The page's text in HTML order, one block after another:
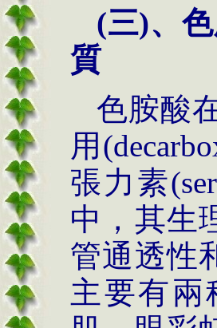
(三)、
質
色胺酸
用
張力素
中，其生
管通透性
主要有兩